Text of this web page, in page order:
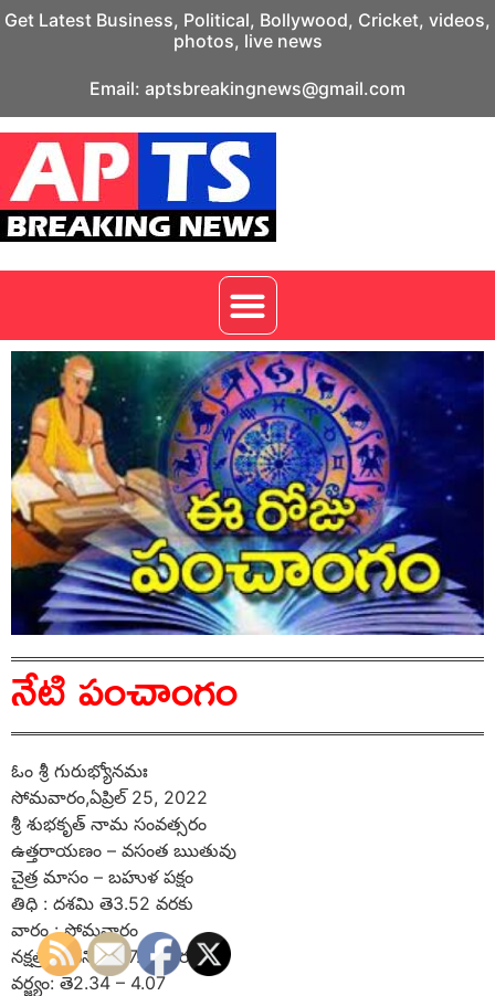
Get Latest Business, Political, Bollywood, Cricket, videos,
photos, live news
Email: aptsbreakingnews@gmail.com
నేటి పంచాంగం
ఓం శ్రీ గురుభ్యోనమః
సోమవారం,ఏప్రిల్ 25, 2022
శ్రీ శుభకృత్ నామ సంవత్సరం
ఉత్తరాయణం – వసంత ఋతువు
చైత్ర మాసం – బహుళ పక్షం
తిధి : దశమి తె3.52 వరకు
వారం : సోమవారం
నక్షత్రం : ధనిష్ఠ రా7.37 వరకు
వర్జ్యం: తె2.34 – 4.07